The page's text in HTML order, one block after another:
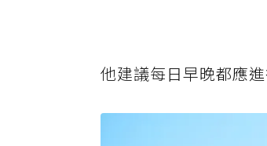
他建議每日早晚都應